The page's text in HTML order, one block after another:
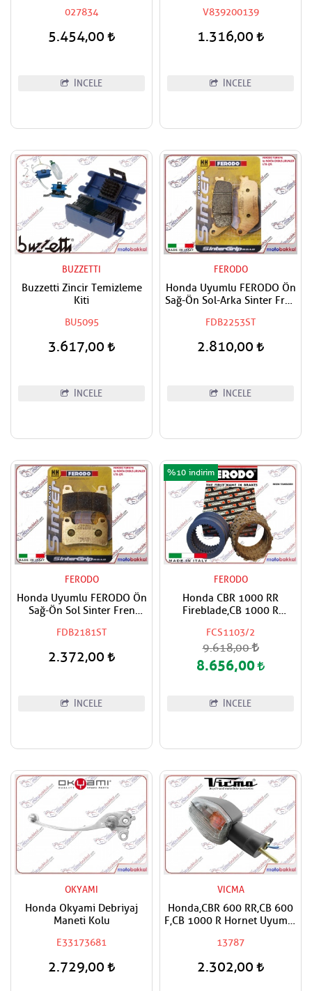
027834
5.454,00
İNCELE
Keçesi
V839200139
1.316,00
İNCELE
BUZZETTI
Buzzetti Zincir Temizleme
Kiti
BU5095
3.617,00
İNCELE
FERODO
Honda Uyumlu FERODO Ön
Sağ-Ön Sol-Arka Sinter Fren
FDB2253ST
2.810,00
İNCELE
FERODO
Honda Uyumlu FERODO Ön
Sağ-Ön Sol Sinter Fren
FDB2181ST
2.372,00
İNCELE
FERODO
Honda CBR 1000 RR
Fireblade,CB 1000 R
Sac Takımı
FCS1103/2
%10
9.618,00
8.656,00
İNCELE
OKYAMI
Honda Okyami Debriyaj
Maneti Kolu
E33173681
2.729,00
VICMA
Honda,CBR 600 RR,CB 600
F,CB 1000 R Hornet Uyumlu
13787
2.302,00